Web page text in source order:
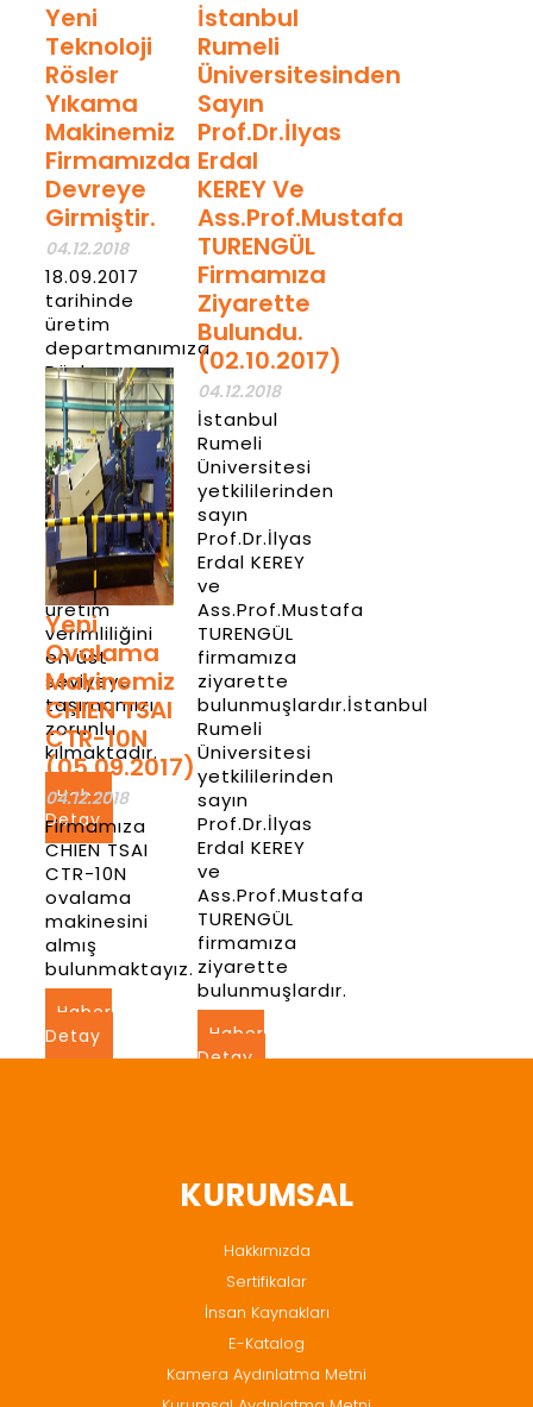
Yeni
Teknoloji
Rösler
Yıkama
Makinemiz
Firmamızda
Devreye
Girmiştir.
04.12.2018
18.09.2017
tarihinde
üretim
departmanımıza
Rösler
Yıkama
Kurutma
Makinesi
gelmiştir.
“Önce
kalite” ve
“teknolojiye
yatırım “
anlayışımız
üretim
verimliliğini
en üst
seviyeye
taşımamızı
zorunlu
kılmaktadır.
Haber
Detay
İstanbul
Rumeli
Üniversitesinden
Sayın
Prof.Dr.İlyas
Erdal
KEREY Ve
Ass.Prof.Mustafa
TURENGÜL
Firmamıza
Ziyarette
Bulundu.
(02.10.2017)
04.12.2018
İstanbul
Rumeli
Üniversitesi
yetkililerinden
sayın
Prof.Dr.İlyas
Erdal KEREY
ve
Ass.Prof.Mustafa
TURENGÜL
firmamıza
ziyarette
bulunmuşlardır.İstanbul
Rumeli
Üniversitesi
yetkililerinden
sayın
Prof.Dr.İlyas
Erdal KEREY
ve
Ass.Prof.Mustafa
TURENGÜL
firmamıza
ziyarette
bulunmuşlardır.
Haber
Detay
Yeni
Ovalama
Makinemiz
CHIEN TSAI
CTR-10N
(05.09.2017)
04.12.2018
Firmamıza
CHIEN TSAI
CTR-10N
ovalama
makinesini
almış
bulunmaktayız.
Haber
Detay
KURUMSAL
Hakkımızda
Sertifikalar
İnsan Kaynakları
E-Katalog
Kamera Aydınlatma Metni